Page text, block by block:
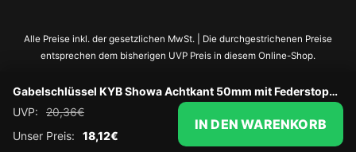
Alle Preise inkl. der gesetzlichen MwSt. | Die durchgestrichenen Preise
entsprechen dem bisherigen UVP Preis in diesem Online-Shop.
Gabelschlüssel KYB Showa Achtkant 50mm mit Federstopper
UVP:
20,36€
Unser Preis:
18,12€
IN DEN WARENKORB